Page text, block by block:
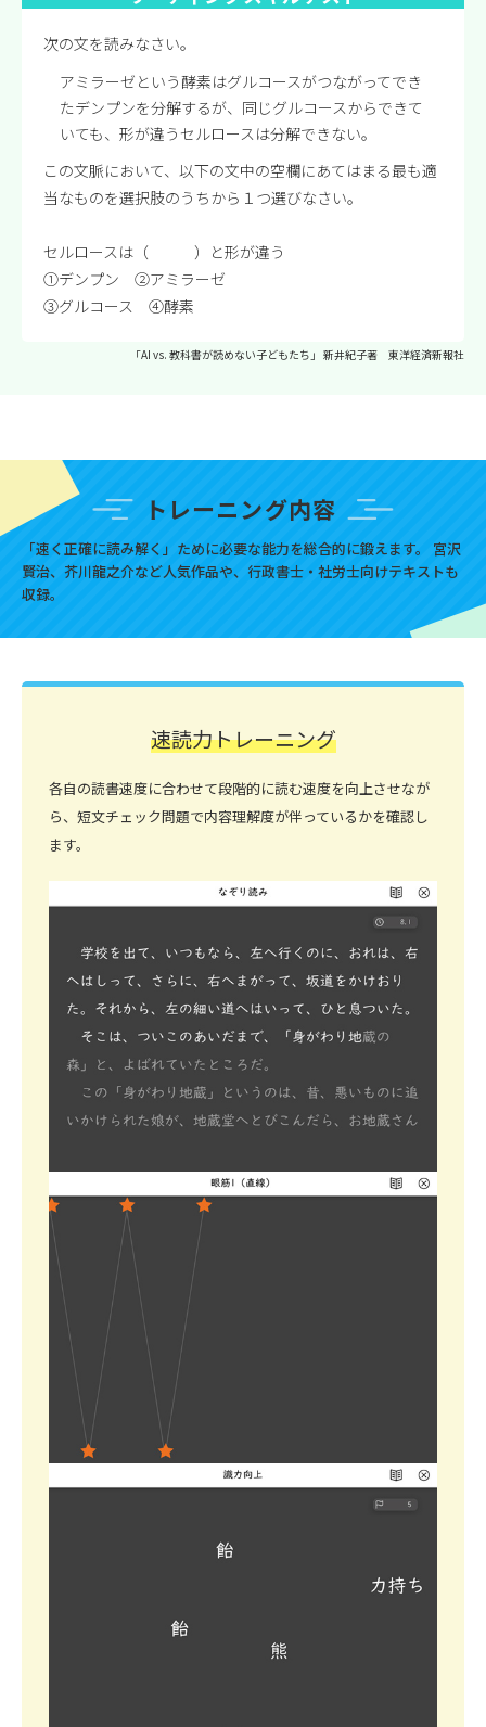
次の文を読みなさい。
アミラーゼという酵素はグルコースがつながってでき
たデンプンを分解するが、同じグルコースからできて
いても、形が違うセルロースは分解できない。
この文脈において、以下の文中の空欄にあてはまる最も適
当なものを選択肢のうちから１つ選びなさい。
セルロースは（ ）と形が違う
①デンプン ②アミラーゼ
③グルコース ④酵素
「AI vs. 教科書が読めない子どもたち」 新井紀子著 東洋経済新報社
トレーニング内容
「速く正確に読み解く」ために必要な能力を総合的に鍛えます。
宮沢
賢治、芥川龍之介など人気作品や、行政書士・社労士向けテキストも
収録。
速読力トレーニング
各自の読書速度に合わせて段階的に読む速度を向上させなが
ら、短文チェック問題で内容理解度が伴っているかを確認し
ます。